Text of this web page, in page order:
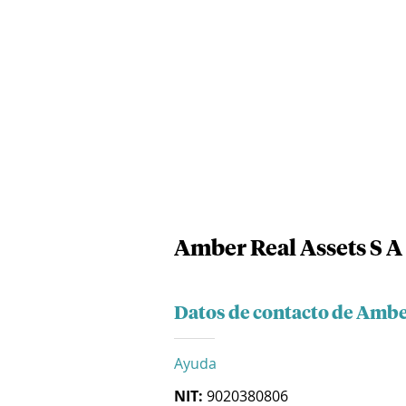
Amber Real Assets S A
Datos de contacto de
Ayuda
NIT: 9020380806